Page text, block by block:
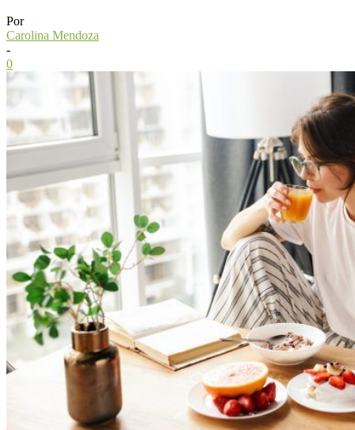
Por
Carolina Mendoza
-
0